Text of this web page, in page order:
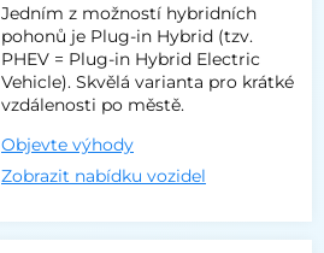
Jedním z možností hybridních
pohonů je Plug-in Hybrid (tzv.
PHEV = Plug-in Hybrid Electric
Vehicle). Skvělá varianta pro krátké
vzdálenosti po městě.
Objevte výhody
Zobrazit nabídku vozidel